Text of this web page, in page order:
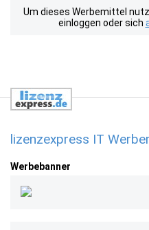
Um dieses Werbemittel
einloggen oder sich
lizenzexpress IT
Werbebanner